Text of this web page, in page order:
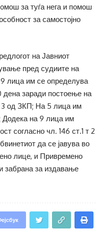
за туѓа нега и помош
за самостојно
на Јавниот
пред судиите на
лица им се определува
дена заради постоење на
3 од ЗКП; На 5 лица им
Додека на 9 лица им
согласно чл. 146 ст.1 т 2
да се јавува во
лице, и Привремено
забрана за издавање